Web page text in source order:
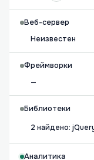
Веб-сервер
Неизвестен
Фреймворки
—
Библиотеки
2 найдено:
Аналитика